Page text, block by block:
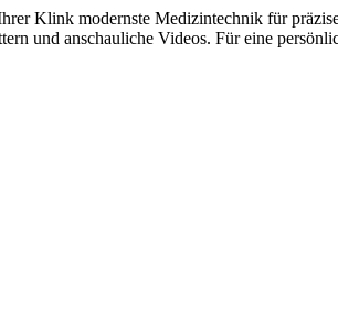
Klink modernste Medizintechnik für
und anschauliche Videos. Für eine